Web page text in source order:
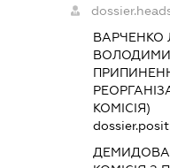
КОМІСІЯ)
ДЕМИДОВА